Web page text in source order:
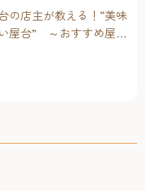
の店主が教える！“美味
屋台” ～おすすめ屋台